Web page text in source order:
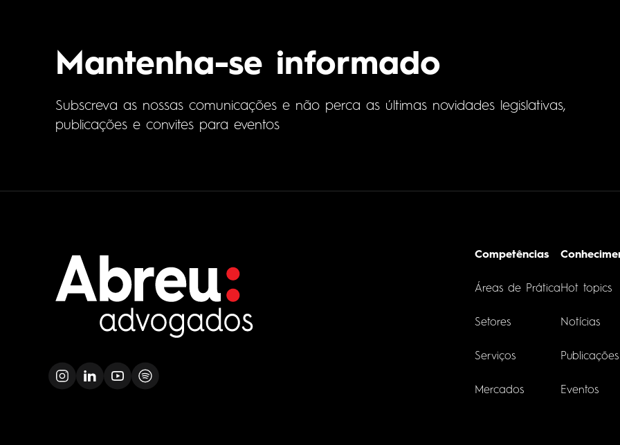
Mantenha-se informado
Subscreva as nossas comunicações e não perca as últimas novidades legislativas,
publicações e convites para eventos
Competências
Áreas de Prática
Setores
Serviços
Mercados
Hot topics
Notícias
Publicações
Eventos